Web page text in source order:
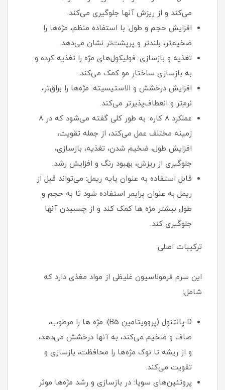
می‌کند و از ریزش آنها جلوگیری می‌کند.
افزایش حجم و طول: با استفاده منظم، مژه‌ها را
ضخیم‌تر، بلندتر و پرپشت‌تر نشان می‌دهد.
تغذیه و بازسازی: فولیکول‌های مژه را تغذیه کرده و
به بازسازی ساختار مو کمک می‌کند.
افزایش درخشش و الاستیسیته: مژه‌ها را براق‌تر،
نرم‌تر و انعطاف‌پذیرتر می‌کند.
عملکرد 8 کاره: به طور کلی گفته می‌شود که در 8
زمینه مختلف عمل می‌کند، از جمله تقویت،
افزایش طول، ضخیم شدن، تغذیه، بازسازی،
جلوگیری از ریزش، بهبود رنگ و افزایش رشد.
قابل استفاده به عنوان پایه ریمل: می‌تواند قبل از
ریمل به عنوان پرایمر استفاده شود تا به حجم و
طول بیشتر مژه ها کمک کند و از چسبیدن آنها
جلوگیری کند.
ترکیبات اصلی:
این سرم فرمولاسیون غلیظی از مواد مغذی دارد که
شامل:
D-پانتنول (پروویتامین B5): مژه ها را مرطوب،
صاف و ضخیم می‌کند، به آنها درخشش می‌دهد،
و از ریشه تا نوک مژه‌ها را محافظت، بازسازی و
تقویت می‌کند.
پروتئین‌های سویا: در بازسازی و رشد مژه‌ها موثر